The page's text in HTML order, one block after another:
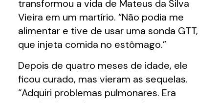
transformou a vida de Mateus da Silva
Vieira em um martírio. “Não podia me
alimentar e tive de usar uma sonda GTT,
que injeta comida no estômago.”
Depois de quatro meses de idade, ele
ficou curado, mas vieram as sequelas.
“Adquiri problemas pulmonares. Era